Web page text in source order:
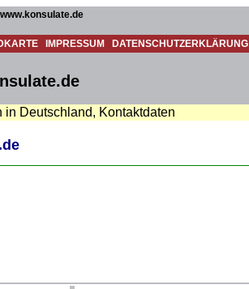
IMPRESSUM DATENSCHUTZERKLÄRUNG
in Deutschland, Kontaktdaten